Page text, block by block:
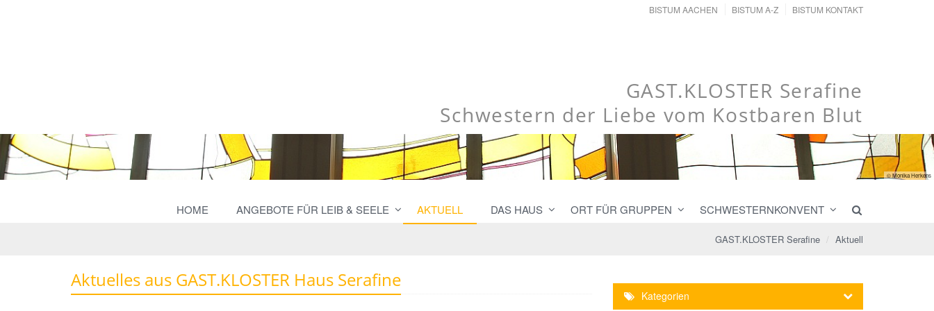
BISTUM AACHEN BISTUM A-Z BISTUM KONTAKT
GAST.KLOSTER Serafine
Schwestern der Liebe vom Kostbaren Blut
© Monika Herkens
HOME ANGEBOTE FÜR LEIB & SEELE AKTUELL DAS HAUS ORT FÜR GRUPPEN SCHWESTERNKONVENT
GAST.KLOSTER Serafine Aktuell
Aktuelles aus GAST.KLOSTER Haus Serafine
Kategorien